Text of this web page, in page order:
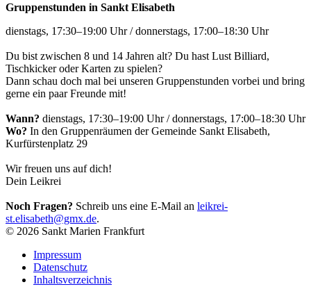
Gruppenstunden in Sankt Elisabeth
dienstags, 17:30–19:00 Uhr / donnerstags, 17:00–18:30 Uhr
Du bist zwischen 8 und 14 Jahren alt? Du hast Lust Billiard,
Tischkicker oder Karten zu spielen?
Dann schau doch mal bei unseren Gruppenstunden vorbei und bring
gerne ein paar Freunde mit!
Wann? dienstags, 17:30–19:00 Uhr / donnerstags, 17:00–18:30 Uhr
Wo? In den Gruppenräumen der Gemeinde Sankt Elisabeth,
Kurfürstenplatz 29
Wir freuen uns auf dich!
Dein Leikrei
Noch Fragen? Schreib uns eine E-Mail an leikrei-
st.elisabeth@gmx.de.
© 2026 Sankt Marien Frankfurt
Impressum
Datenschutz
Inhaltsverzeichnis